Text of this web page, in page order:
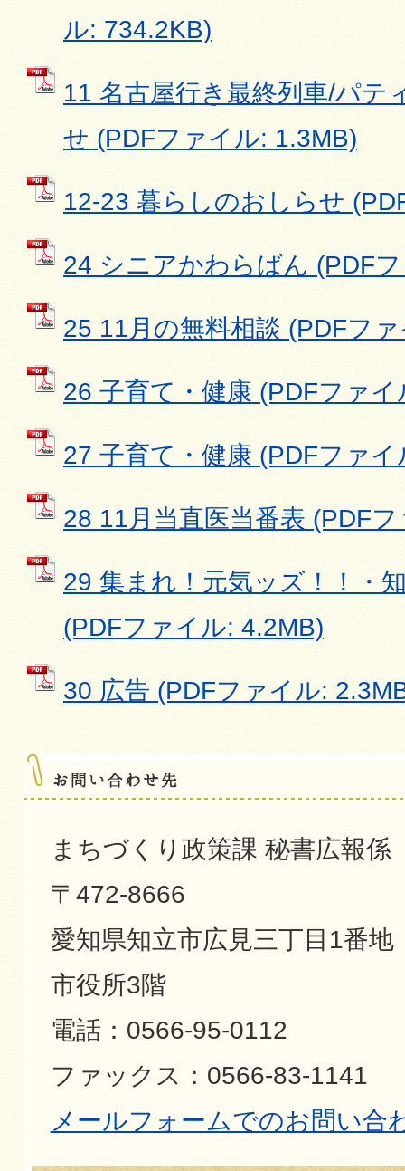
ル: 734.2KB)
11 名古屋行き最終列車/パテ
せ (PDFファイル: 1.3MB)
12-23 暮らしのおしらせ
24 シニアかわらばん (PDF
25 11月の無料相談 (PDFフ
26 子育て・健康 (PDFファ
27 子育て・健康 (PDFファ
28 11月当直医当番表 (PDF
29 集まれ！元気ッズ！！・
(PDFファイル: 4.2MB)
30 広告 (PDFファイル:
まちづくり政策課 秘書広報係
〒472-8666
愛知県知立市広見三丁目1番地
市役所3階
電話：0566-95-0112
ファックス：0566-83-1141
メールフォームでのお問い合